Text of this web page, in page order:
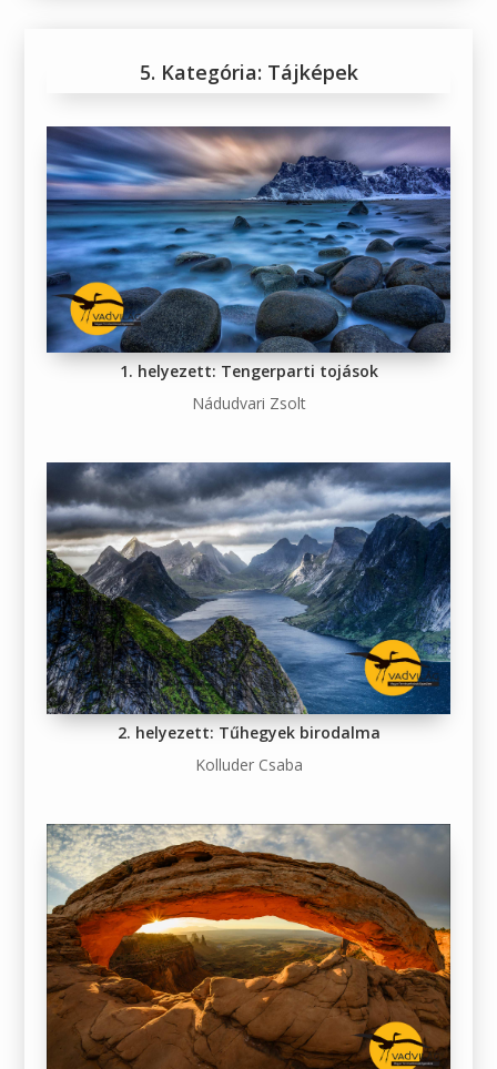
5. Kategória: Tájképek
1. helyezett: Tengerparti tojások
Nádudvari Zsolt
2. helyezett: Tűhegyek birodalma
Kolluder Csaba